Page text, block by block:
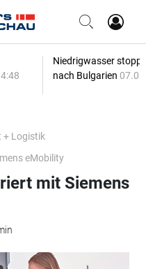
Niedrigwasser
nach Bulgarien
+ Logistik
eMobility
mit Siemens